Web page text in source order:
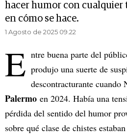
hacer humor con cualquier
en cómo se hace.
1 Agosto de 2025 09.22
E ntre buena parte del
produjo una suerte de
descontracturante cuando
Palermo en 2024. Había una
pérdida del sentido del humor
sobre qué clase de chistes